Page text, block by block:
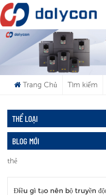
Bạn Đang
Trang Chủ Tìm kiếm
THỂ LOẠI
BLOG MỚI
thẻ
Điều gì tạo nên bộ truyền